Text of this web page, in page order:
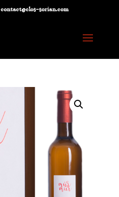
contact@clos-sorian.com